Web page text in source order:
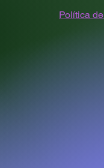
Política de